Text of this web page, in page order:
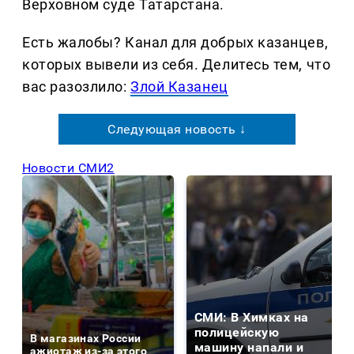
Верховном суде Татарстана.
Есть жалобы? Канал для добрых казанцев,
которых вывели из себя. Делитеcь тем, что
вас разозлило:Злой Казанец
Следующая новость ↓
Новости СМИ2
В магазинах России
ажиотаж из-за этого
СМИ: В Химках на
полицейскую
машину напали и